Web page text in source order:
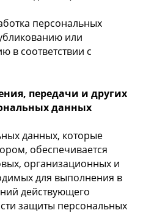
персональных
или
в соответствии с
передачи и других
данных
данных, которые
обеспечивается
организационных и
для выполнения в
действующего
защиты персональных